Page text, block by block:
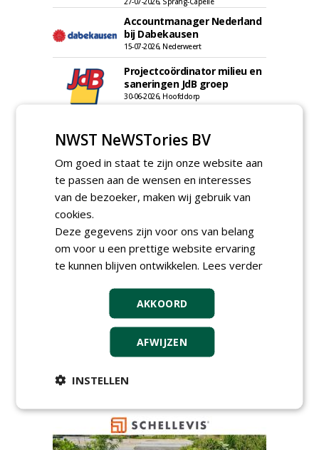
Accountmanager Nederland
bij Dabekausen
15-07-2026, Nederweert
Projectcoördinator milieu en
saneringen JdB groep
30-06-2026, Hoofddorp
calculator Groendaken bij
Wallaard
30-06-2026, Noordeloos
European Tree Worker bij
Wallaard
30-06-2026, 80 km rond Noordeloos
Meewerkend Voorman Groen
bij Wallaard
30-06-2026, 80 km rond Noordeloos
groenbeheer (32-40 uur per
week) bij SmitsRinsma
24-06-2026, Zutphen en op project locatie
Ervaren werkvoorbereider
(32-40 uur) bij SmitsRinsma
NWST NeWSTories BV
Om goed in staat te zijn onze website aan
te passen aan de wensen en interesses
van de bezoeker, maken wij gebruik van
cookies.
Deze gegevens zijn voor ons van belang
om voor u een prettige website ervaring
te kunnen blijven ontwikkelen. Lees verder
AKKOORD
AFWIJZEN
INSTELLEN